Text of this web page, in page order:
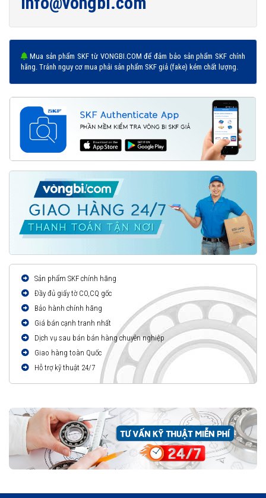
Mua sản phẩm SKF từ VONGBI.COM để đảm bảo sản phẩm SKF chính
hãng. Tránh nguy cơ mua phải sản phẩm SKF giả (fake) kém chất lượng.
Sản phẩm SKF chính hãng
Đầy đủ giấy tờ CO,CQ gốc
Bảo hành chính hãng
Giá bán cạnh tranh nhất
Dịch vụ sau bán bán hàng chuyên nghiệp
Giao hàng toàn Quốc
Hỗ trợ kỹ thuật 24/7